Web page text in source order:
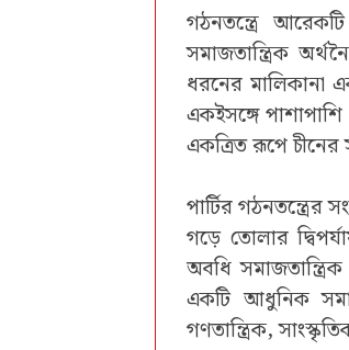
গঠনতন্ত্রে
সমাজতান্ত্রিক
ধরনের মালিকানা
একইসঙ্গে
একত্রিত রূপে চীনের
পার্টির
গড়ে তোলার
অবধি
একটি আধুনিক
গণতান্ত্রিক,